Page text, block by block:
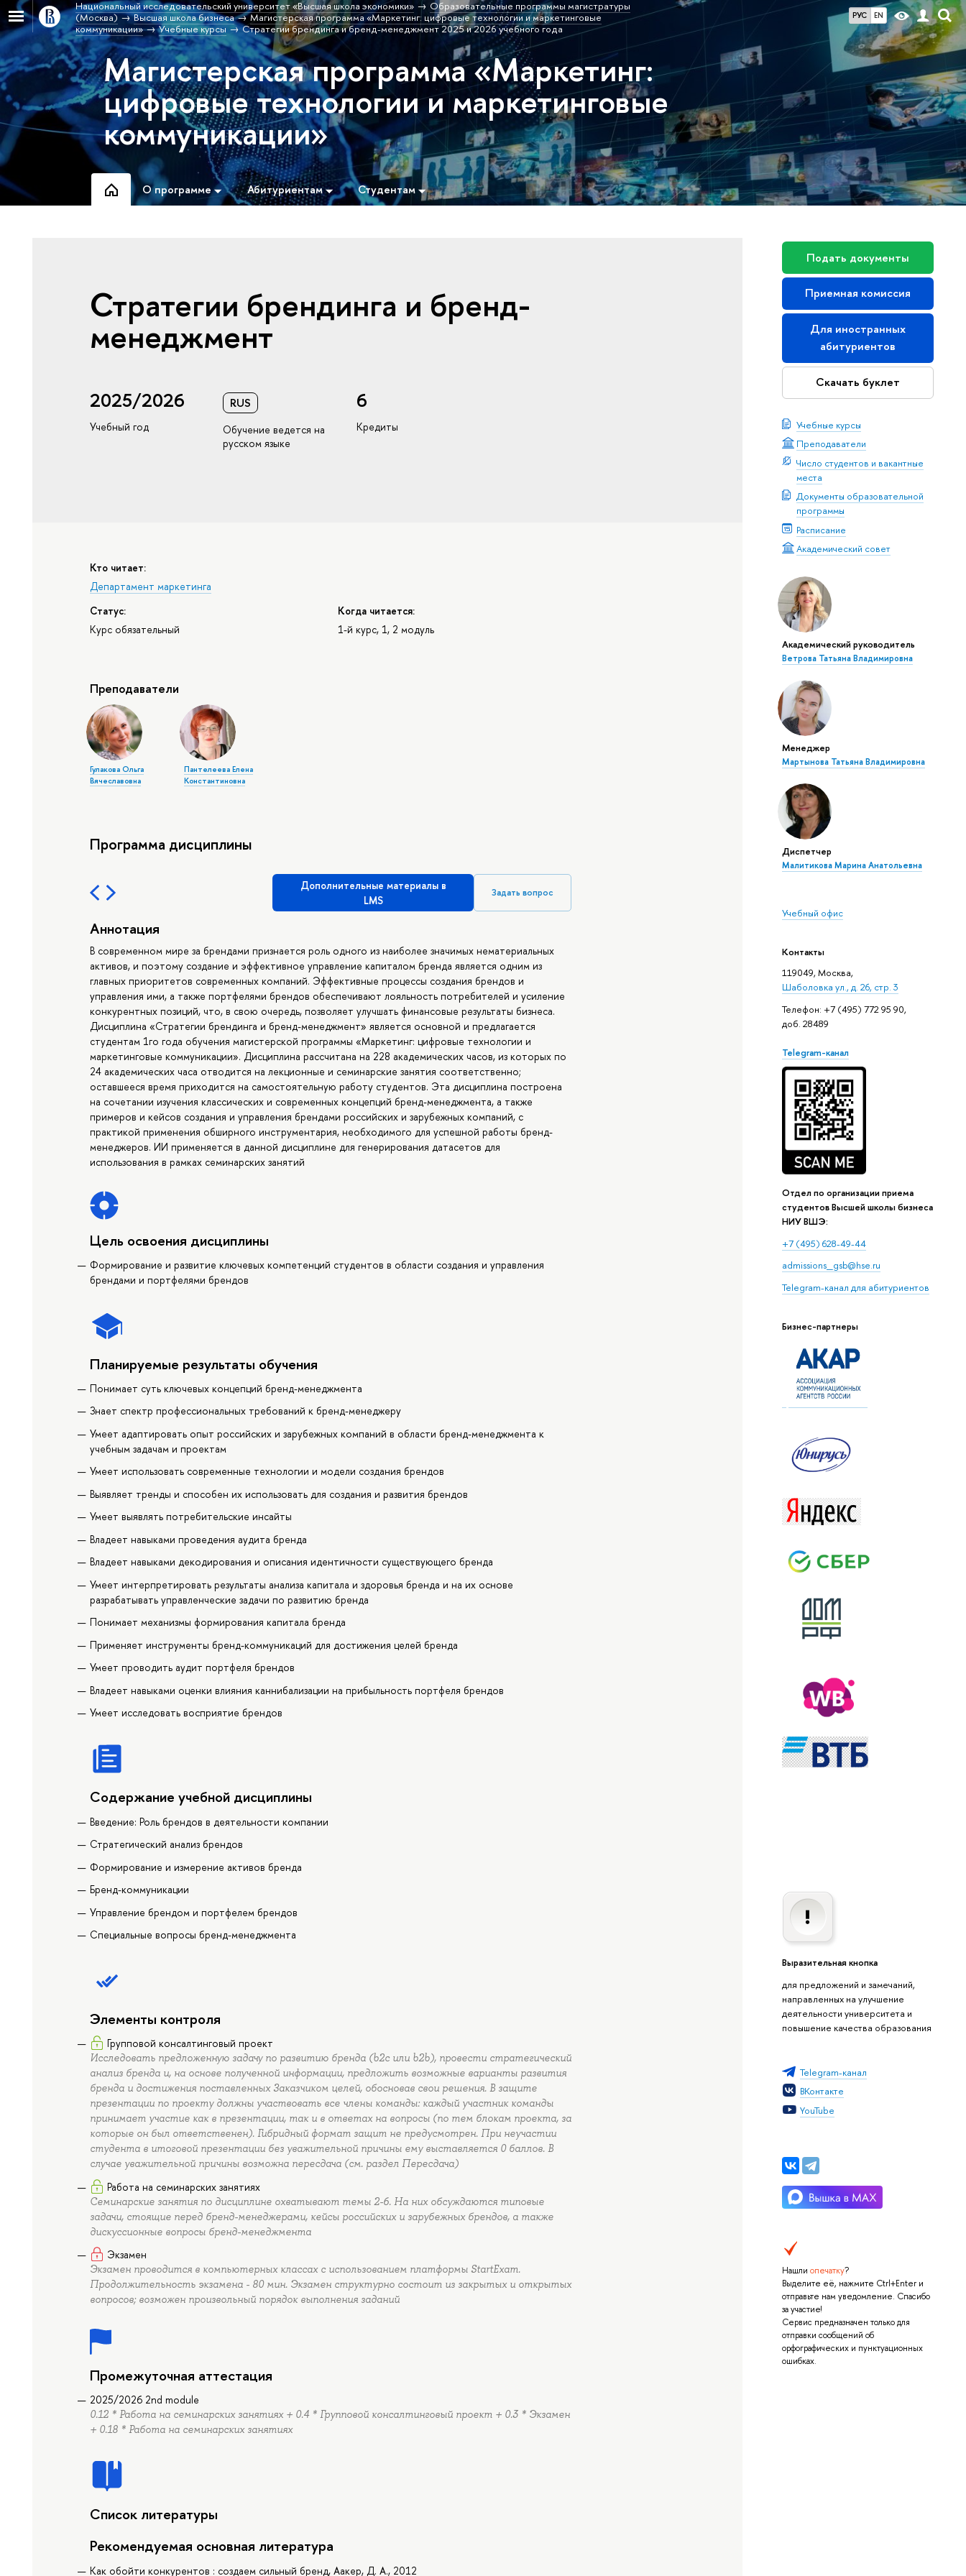
РУС EN
Национальный исследовательский университет «Высшая школа экономики»
Образовательные программы магистратуры
(Москва)
Высшая школа бизнеса
Магистерская программа «Маркетинг: цифровые технологии и маркетинговые
коммуникации»
Учебные курсы Стратегии брендинга и бренд-менеджмент 2025 и 2026 учебного года
Магистерская программа «Маркетинг:
цифровые технологии и маркетинговые
коммуникации»
О программе Абитуриентам Студентам
Подать документы
Приемная комиссия
Для иностранных
абитуриентов
Скачать буклет
Учебные курсы
Преподаватели
Число студентов и вакантные
места
Документы образовательной
программы
Расписание
Академический совет
Академический руководитель
Ветрова Татьяна Владимировна
Менеджер
Мартынова Татьяна Владимировна
Диспетчер
Малитикова Марина Анатольевна
Учебный офис
Контакты
119049, Москва,
Шаболовка ул., д. 26, стр. 3
Телефон: +7 (495) 772 95 90,
доб. 28489
Telegram-канал
Отдел по организации приема
студентов Высшей школы бизнеса
НИУ ВШЭ:
+7 (495) 628-49-44
admissions_gsb@hse.ru
Telegram-канал для абитуриентов
Бизнес-партнеры
Выразительная кнопка
для предложений и замечаний,
направленных на улучшение
деятельности университета и
повышение качества образования
Telegram-канал
ВКонтакте
YouTube
Нашли опечатку?
Выделите её, нажмите Ctrl+Enter и
отправьте нам уведомление. Спасибо
за участие!
Сервис предназначен только для
отправки сообщений об
орфографических и пунктуационных
ошибках.
Стратегии брендинга и бренд-
менеджмент
2025/2026
Учебный год
RUS
Обучение ведется на
русском языке
6
Кредиты
Кто читает:
Департамент маркетинга
Статус:
Курс обязательный
Когда читается:
1-й курс, 1, 2 модуль
Преподаватели
Гулакова Ольга
Вячеславовна
Пантелеева Елена
Константиновна
Программа дисциплины
Дополнительные материалы в
LMS
Задать вопрос
Аннотация
В современном мире за брендами признается роль одного из наиболее значимых нематериальных
активов, и поэтому создание и эффективное управление капиталом бренда является одним из
главных приоритетов современных компаний. Эффективные процессы создания брендов и
управления ими, а также портфелями брендов обеспечивают лояльность потребителей и усиление
конкурентных позиций, что, в свою очередь, позволяет улучшать финансовые результаты бизнеса.
Дисциплина «Стратегии брендинга и бренд-менеджмент» является основной и предлагается
студентам 1го года обучения магистерской программы «Маркетинг: цифровые технологии и
маркетинговые коммуникации». Дисциплина рассчитана на 228 академических часов, из которых по
24 академических часа отводится на лекционные и семинарские занятия соответственно;
оставшееся время приходится на самостоятельную работу студентов. Эта дисциплина построена
на сочетании изучения классических и современных концепций бренд-менеджмента, а также
примеров и кейсов создания и управления брендами российских и зарубежных компаний, с
практикой применения обширного инструментария, необходимого для успешной работы бренд-
менеджеров. ИИ применяется в данной дисциплине для генерирования датасетов для
использования в рамках семинарских занятий
Цель освоения дисциплины
Формирование и развитие ключевых компетенций студентов в области создания и управления
брендами и портфелями брендов
Планируемые результаты обучения
Понимает суть ключевых концепций бренд-менеджмента
Знает спектр профессиональных требований к бренд-менеджеру
Умеет адаптировать опыт российских и зарубежных компаний в области бренд-менеджмента к
учебным задачам и проектам
Умеет использовать современные технологии и модели создания брендов
Выявляет тренды и способен их использовать для создания и развития брендов
Умеет выявлять потребительские инсайты
Владеет навыками проведения аудита бренда
Владеет навыками декодирования и описания идентичности существующего бренда
Умеет интерпретировать результаты анализа капитала и здоровья бренда и на их основе
разрабатывать управленческие задачи по развитию бренда
Понимает механизмы формирования капитала бренда
Применяет инструменты бренд-коммуникаций для достижения целей бренда
Умеет проводить аудит портфеля брендов
Владеет навыками оценки влияния каннибализации на прибыльность портфеля брендов
Умеет исследовать восприятие брендов
Содержание учебной дисциплины
Введение: Роль брендов в деятельности компании
Стратегический анализ брендов
Формирование и измерение активов бренда
Бренд-коммуникации
Управление брендом и портфелем брендов
Специальные вопросы бренд-менеджмента
Элементы контроля
Групповой консалтинговый проект
Исследовать предложенную задачу по развитию бренда (b2c или b2b), провести стратегический
анализ бренда и, на основе полученной информации, предложить возможные варианты развития
бренда и достижения поставленных Заказчиком целей, обосновав свои решения. В защите
презентации по проекту должны участвовать все члены команды: каждый участник команды
принимает участие как в презентации, так и в ответах на вопросы (по тем блокам проекта, за
которые он был ответственен). Гибридный формат защит не предусмотрен. При неучастии
студента в итоговой презентации без уважительной причины ему выставляется 0 баллов. В
случае уважительной причины возможна пересдача (см. раздел Пересдача)
Работа на семинарских занятиях
Семинарские занятия по дисциплине охватывают темы 2-6. На них обсуждаются типовые
задачи, стоящие перед бренд-менеджерами, кейсы российских и зарубежных брендов, а также
дискуссионные вопросы бренд-менеджмента
Экзамен
Экзамен проводится в компьютерных классах с использованием платформы StartExam.
Продолжительность экзамена - 80 мин. Экзамен структурно состоит из закрытых и открытых
вопросов; возможен произвольный порядок выполнения заданий
Промежуточная аттестация
2025/2026 2nd module
0.12 * Работа на семинарских занятиях + 0.4 * Групповой консалтинговый проект + 0.3 * Экзамен
+ 0.18 * Работа на семинарских занятиях
Список литературы
Рекомендуемая основная литература
Как обойти конкурентов : создаем сильный бренд, Аакер, Д. А., 2012